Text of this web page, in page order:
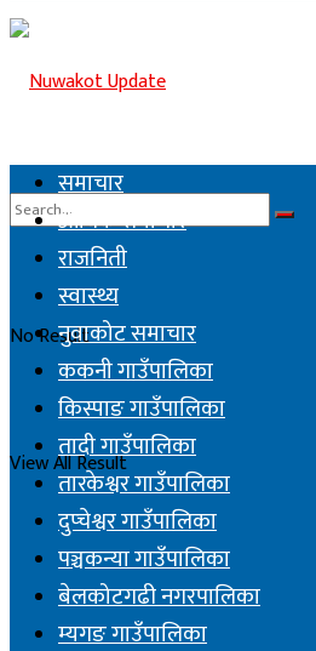
No Result
View All Result
समाचार
आर्थिक समाचार
राजनिती
स्वास्थ्य
नुवाकोट समाचार
ककनी गाउँपालिका
किस्पाङ गाउँपालिका
तादी गाउँपालिका
तारकेश्वर गाउँपालिका
दुप्चेश्वर गाउँपालिका
पञ्चकन्या गाउँपालिका
बेलकोटगढी नगरपालिका
म्यगङ गाउँपालिका